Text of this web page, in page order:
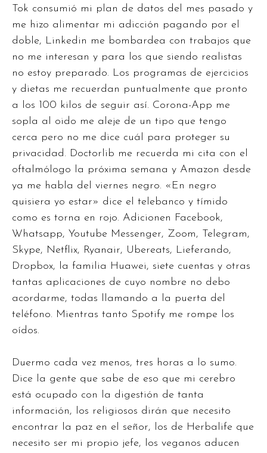
Tok consumió mi plan de datos del mes pasado y
me hizo alimentar mi adicción pagando por el
doble, Linkedin me bombardea con trabajos que
no me interesan y para los que siendo realistas
no estoy preparado. Los programas de ejercicios
y dietas me recuerdan puntualmente que pronto
a los 100 kilos de seguir así. Corona-App me
sopla al oido me aleje de un tipo que tengo
cerca pero no me dice cuál para proteger su
privacidad. Doctorlib me recuerda mi cita con el
oftalmólogo la próxima semana y Amazon desde
ya me habla del viernes negro. «En negro
quisiera yo estar» dice el telebanco y tímido
como es torna en rojo. Adicionen Facebook,
Whatsapp, Youtube Messenger, Zoom, Telegram,
Skype, Netflix, Ryanair, Ubereats, Lieferando,
Dropbox, la familia Huawei, siete cuentas y otras
tantas aplicaciones de cuyo nombre no debo
acordarme, todas llamando a la puerta del
teléfono. Mientras tanto Spotify me rompe los
oídos.
Duermo cada vez menos, tres horas a lo sumo.
Dice la gente que sabe de eso que mi cerebro
está ocupado con la digestión de tanta
información, los religiosos dirán que necesito
encontrar la paz en el señor, los de Herbalife que
necesito ser mi propio jefe, los veganos aducen